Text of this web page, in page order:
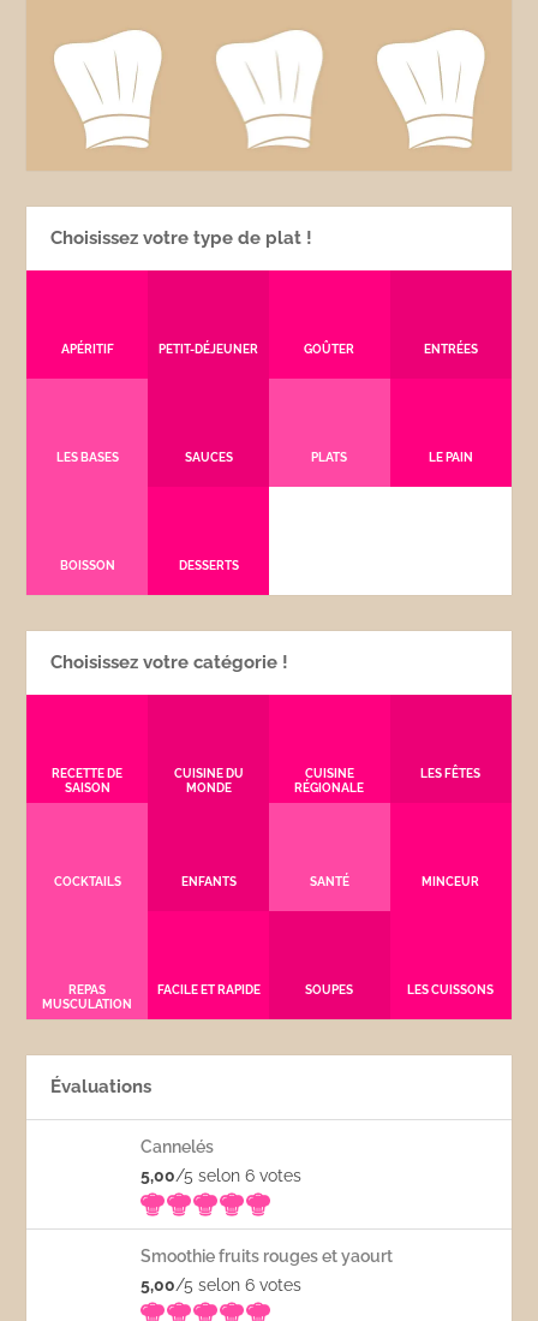
Choisissez votre type de plat !
APÉRITIF PETIT-DÉJEUNER GOÛTER ENTRÉES
LES BASES SAUCES PLATS LE PAIN
BOISSON DESSERTS
Choisissez votre catégorie !
RECETTE DE
SAISON
CUISINE DU
MONDE
CUISINE
RÉGIONALE
LES FÊTES
COCKTAILS ENFANTS SANTÉ MINCEUR
REPAS
MUSCULATION
FACILE ET RAPIDE SOUPES LES CUISSONS
Évaluations
Cannelés
5,00/5 selon 6votes
Smoothie fruits rouges et yaourt
5,00/5 selon 6votes